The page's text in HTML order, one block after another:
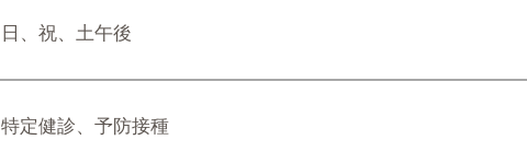
日、祝、土午後
特定健診、予防接種